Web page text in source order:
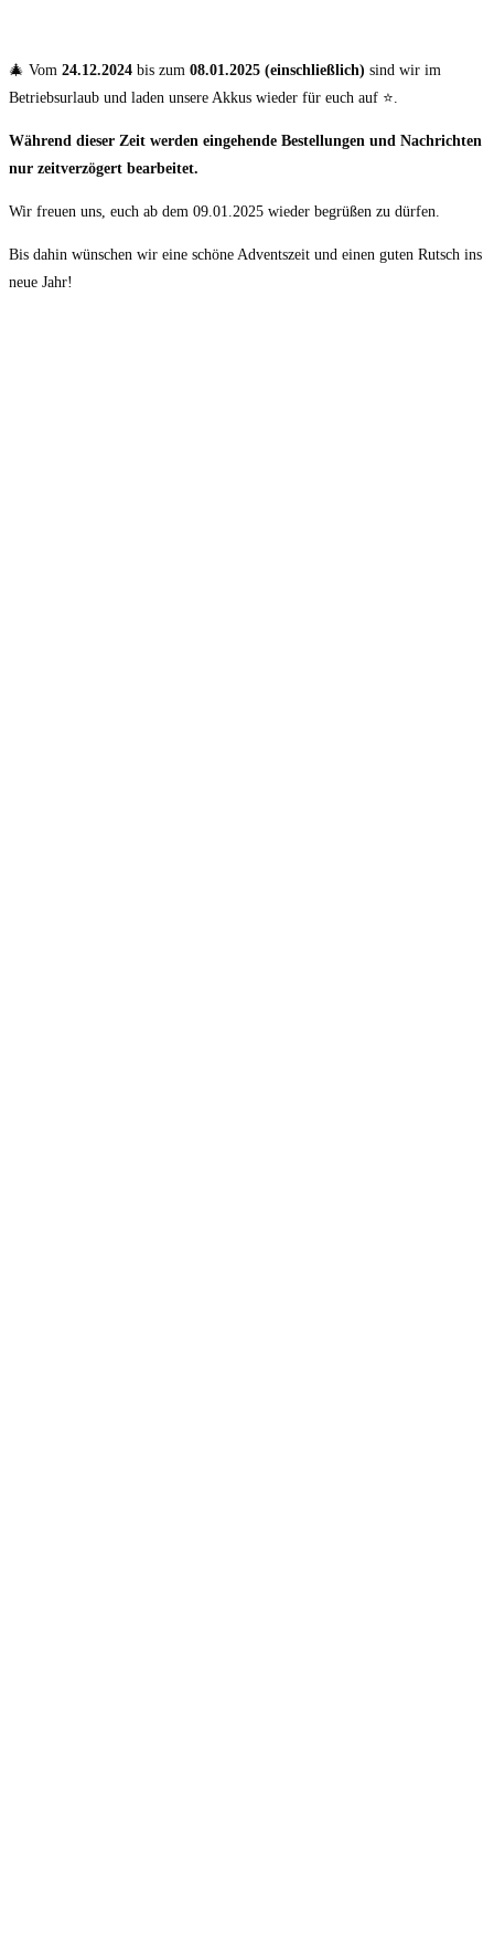
🎄 Vom 24.12.2024 bis zum 08.01.2025 (einschließlich) sind wir im
Betriebsurlaub und laden unsere Akkus wieder für euch auf ⭐️.
Während dieser Zeit werden eingehende Bestellungen und Nachrichten
nur zeitverzögert bearbeitet.
Wir freuen uns, euch ab dem 09.01.2025 wieder begrüßen zu dürfen.
Bis dahin wünschen wir eine schöne Adventszeit und einen guten Rutsch ins
neue Jahr!